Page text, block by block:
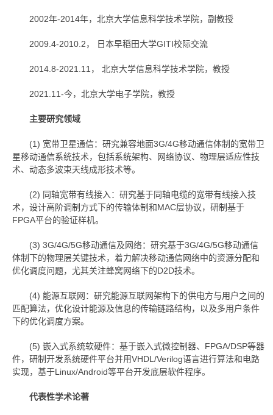
2002年-2014年，北京大学信息科学技术学院，副教授
2009.4-2010.2， 日本早稻田大学GITI校际交流
2014.8-2021.11， 北京大学信息科学技术学院，教授
2021.11-今，北京大学电子学院，教授
主要研究领域
(1) 宽带卫星通信：研究兼容地面3G/4G移动通信体制的宽带卫
星移动通信系统技术，包括系统架构、网络协议、物理层适应性技
术、动态多波束天线成形技术等。
(2) 同轴宽带有线接入：研究基于同轴电缆的宽带有线接入技
术，设计高阶调制方式下的传输体制和MAC层协议，研制基于
FPGA平台的验证样机。
(3) 3G/4G/5G移动通信及网络：研究基于3G/4G/5G移动通信
体制下的物理层关键技术，着力解决移动通信网络中的资源分配和
优化调度问题，尤其关注蜂窝网络下的D2D技术。
(4) 能源互联网：研究能源互联网架构下的供电方与用户之间的
匹配算法，优化设计能源及信息的传输链路结构，以及多用户条件
下的优化调度方案。
(5) 嵌入式系统软硬件：基于嵌入式微控制器、FPGA/DSP等器
件，研制开发系统硬件平台并用VHDL/Verilog语言进行算法和电路
实现，基于Linux/Android等平台开发底层软件程序。
代表性学术论著